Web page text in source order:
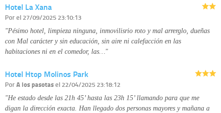
disponible en nuestra página web.
Información complementaria:
Hotel La Xana
Porel 27/09/2025 23:10:13
"Pésimo hotel, limpieza ninguna, inmovilisrio roto y mal arrerglo, dueñas
con Mal carácter y sin educación, sin aire ni calefacción en las
habitaciones ni en el comedor, las…"
Hotel Htop Molinos Park
PorA los pasotasel 22/04/2025 23:18:12
"He estado desde las 21h 45’ hasta las 23h 15’ llamando para que me
digan la dirección exacta. Han llegado dos personas mayores y mañana a